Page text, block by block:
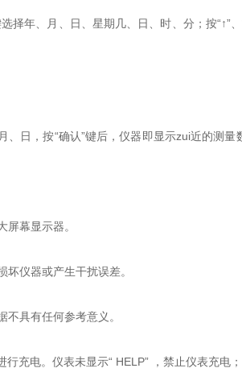
年、月、日、星期几、日、时、分；按“↑”
日，按“确认”键后，仪器即显示zui近的测量
屏幕显示器。
坏仪器或产生干扰误差。
不具有任何参考意义。
充电。仪表未显示“ HELP” ，禁止仪表充电